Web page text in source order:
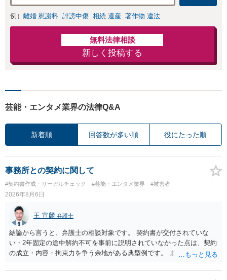
ます。
例） 離婚 慰謝料 誹謗中傷 相続 遺産 著作物 違法
無料法律相談
新しく投稿する
芸能・エンタメ業界の法律Q&A
新着順 回答数が多い順 役にたった順
事務所との契約に関して
#契約書作成・リーガルチェック #芸能・エンタメ業界 #被害者
2026年8月6日
王 宣麟 弁護士
結論から言うと、弁護士の相談対象です。 契約書が交付されていな
い・2年固定の途中解約不可を事前に説明されていなかった点は、契約
の成立・内容・拘束力を争う余地がある典型例です。 まずは、運営と
みてはいかがでしょうか。 また同時並行で（もしまだされていないの